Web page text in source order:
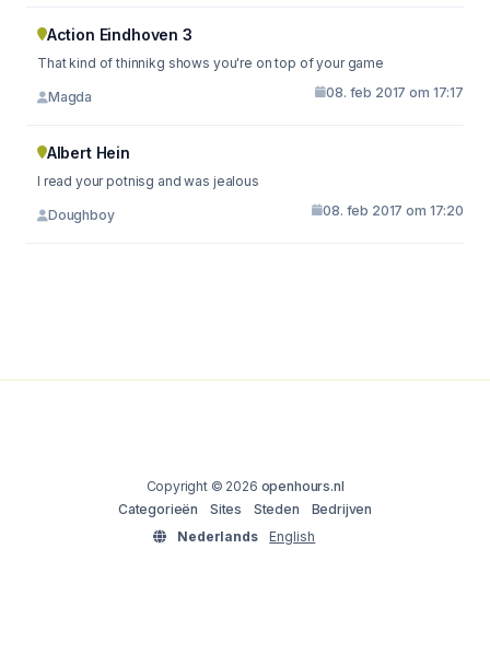
Action Eindhoven 3
That kind of thinnikg shows you're on top of your game
Magda 08. feb 2017 om 17:17
Albert Hein
I read your potnisg and was jealous
Doughboy 08. feb 2017 om 17:20
Copyright © 2026 openhours.nl
Categorieën
Sites Steden
Bedrijven
Nederlands
English